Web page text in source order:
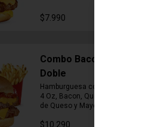
$7.990
Combo Bacon Cheddar
Doble
Hamburguesa con Doble Carne de
4 Oz, Bacon, Queso Cheddar, Salsa
de Queso y Mayonesa, Papas Fritas
$10.290